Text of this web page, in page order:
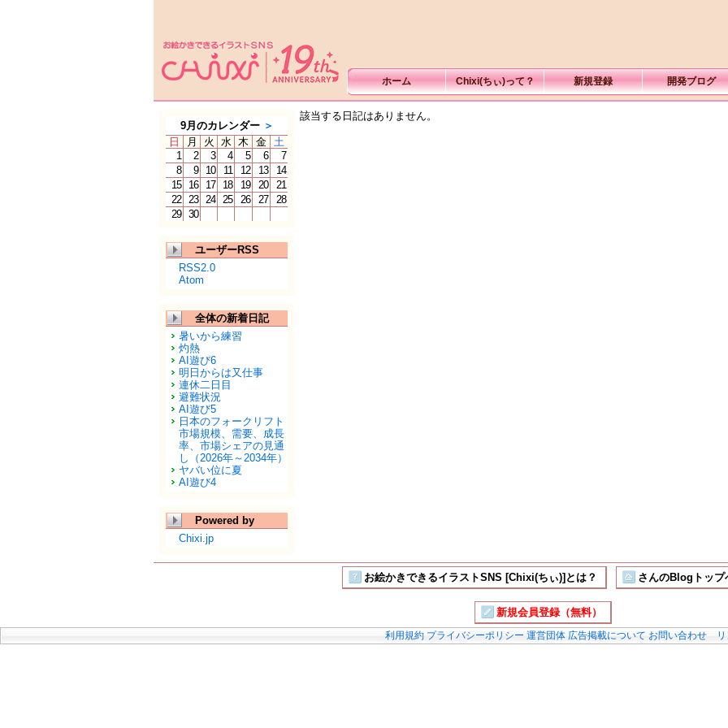
ホーム Chixi(ちぃ)って？ 新規登録 開発ブログ
9月のカレンダー ＞
日
月 火 水 木 金 土
1
2 3 4 5 6
7
8
9 10 11 12 13
14
15
16 17 18 19 20
21
22 23 24 25 26 27
28
29 30
ユーザーRSS
RSS2.0
Atom
全体の新着日記
暑いから練習
灼熱
AI遊び6
明日からは又仕事
連休二日目
避難状況
AI遊び5
日本のフォークリフト
市場規模、需要、成長
率、市場シェアの見通
し（2026年～2034年）
ヤバい位に夏
AI遊び4
Powered by
Chixi.jp
該当する日記はありません。
お絵かきできるイラストSNS [Chixi(ちぃ)]とは？ さんのBlogトップ
新規会員登録（無料）
利用規約 プライバシーポリシー 運営団体 広告掲載について お問い合わせ